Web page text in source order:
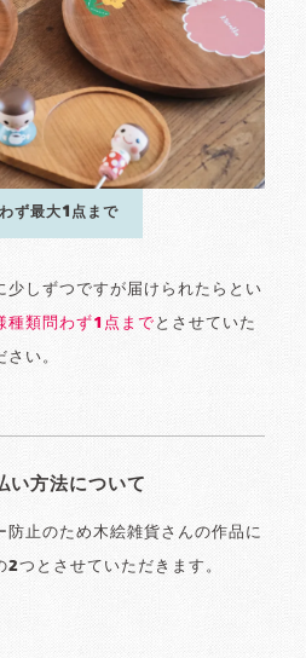
ず最大1点まで
少しずつですが届けられたらとい
種類問わず1点まで とさせていた
い。
い方法について
防止のため木絵雑貨さんの作品に
つとさせていただきます。